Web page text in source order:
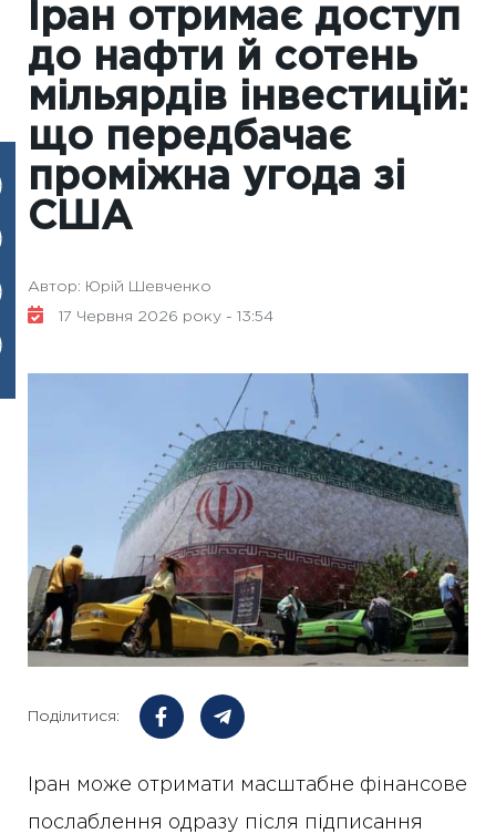
Іран отримає доступ
до нафти й сотень
мільярдів інвестицій:
що передбачає
проміжна угода зі
США
Автор: Юрій Шевченко
17 Червня 2026 року - 13:54
Поділитися:
Іран може отримати масштабне фінансове
послаблення одразу після підписання